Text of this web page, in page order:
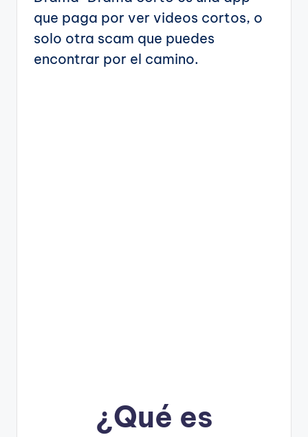
que paga por ver videos cortos, o
solo otra scam que puedes
encontrar por el camino.
¿Qué es